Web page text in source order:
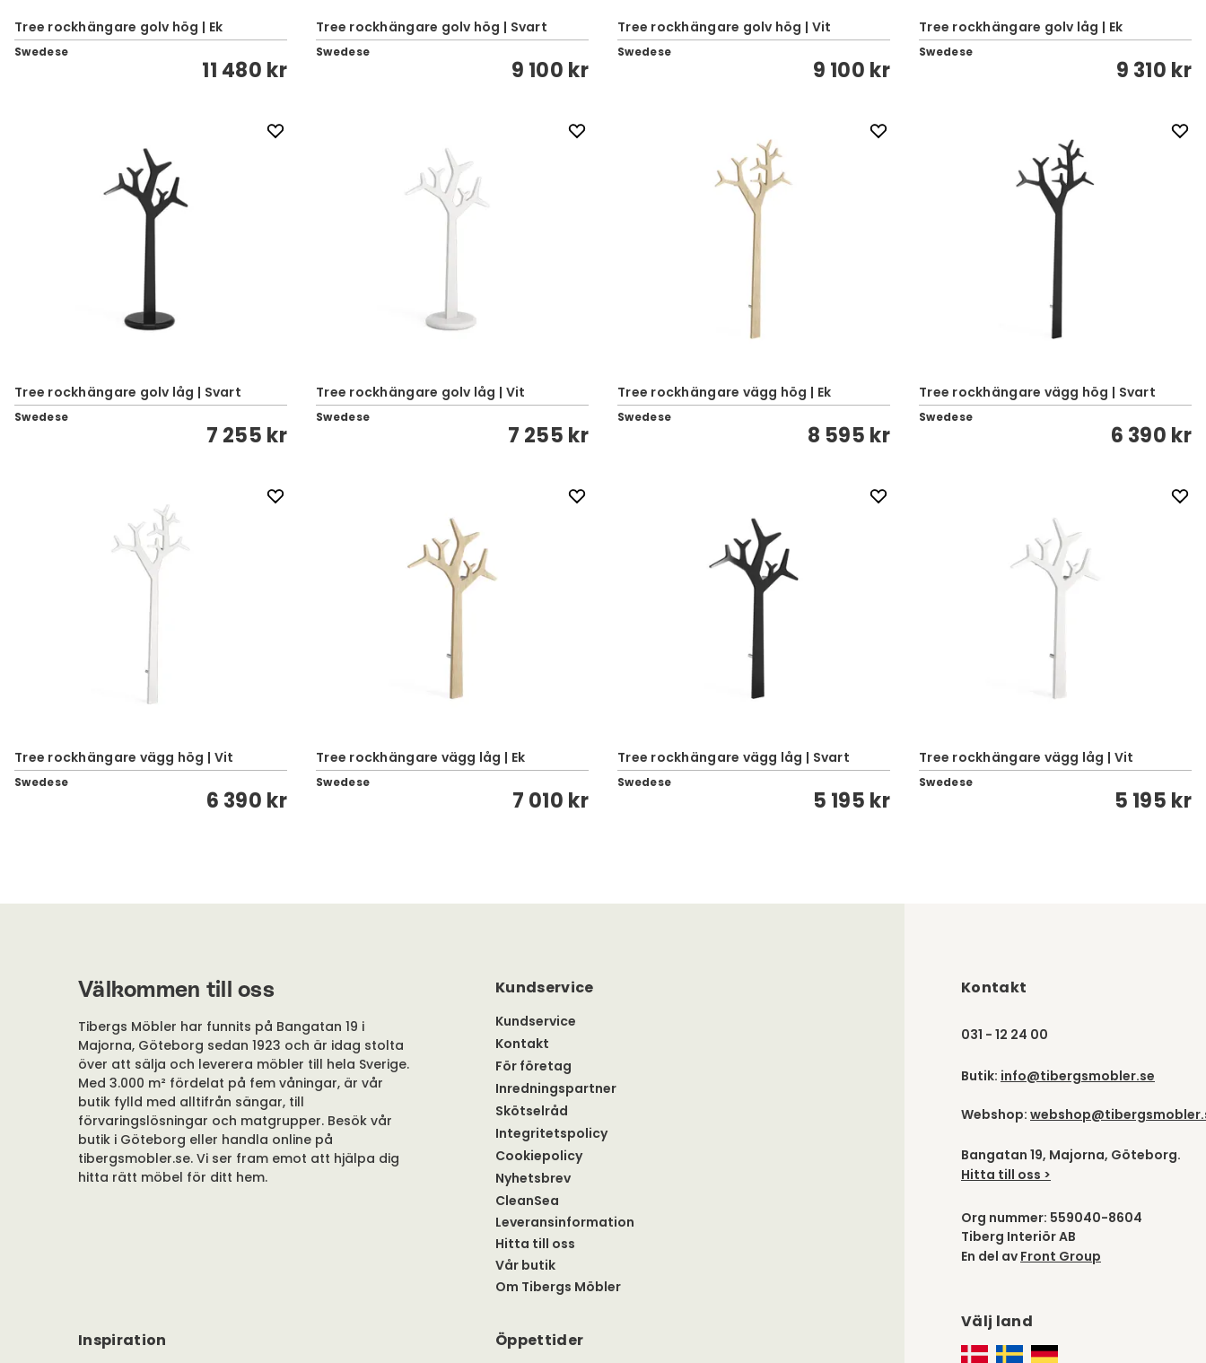
Tree rockhängare golv hög | Ek
Swedese
11 480 kr
Tree rockhängare golv hög | Svart
Swedese
9 100 kr
Tree rockhängare golv hög | Vit
Swedese
9 100 kr
Tree rockhängare golv låg | Ek
Swedese
9 310 kr
Tree rockhängare golv låg | Svart
Swedese
7 255 kr
Tree rockhängare golv låg | Vit
Swedese
7 255 kr
Tree rockhängare vägg hög | Ek
Swedese
8 595 kr
Tree rockhängare vägg hög | Svart
Swedese
6 390 kr
Tree rockhängare vägg hög | Vit
Swedese
6 390 kr
Tree rockhängare vägg låg | Ek
Swedese
7 010 kr
Tree rockhängare vägg låg | Svart
Swedese
5 195 kr
Tree rockhängare vägg låg | Vit
Swedese
5 195 kr
Välkommen till oss
Tibergs Möbler har funnits på Bangatan 19 i
Majorna, Göteborg sedan 1923 och är idag stolta
över att sälja och leverera möbler till hela Sverige.
Med 3.000 m² fördelat på fem våningar, är vår
butik fylld med alltifrån sängar, till
förvaringslösningar och matgrupper. Besök vår
butik i Göteborg eller handla online på
tibergsmobler.se. Vi ser fram emot att hjälpa dig
hitta rätt möbel för ditt hem.
Kundservice
Kundservice
Kontakt
För företag
Inredningspartner
Skötselråd
Integritetspolicy
Cookiepolicy
Nyhetsbrev
CleanSea
Leveransinformation
Hitta till oss
Vår butik
Om Tibergs Möbler
Inspiration Öppettider
Kontakt
031 - 12 24 00
Butik: info@tibergsmobler.se
Webshop:
Bangatan 19, Majorna, Göteborg.
Hitta till oss >
Org nummer: 559040-8604
Tiberg Interiör AB
En del av Front Group
Välj land